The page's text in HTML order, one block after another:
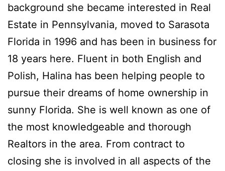
background she became interested in Real
Estate in Pennsylvania, moved to Sarasota
Florida in 1996 and has been in business for
18 years here. Fluent in both English and
Polish, Halina has been helping people to
pursue their dreams of home ownership in
sunny Florida. She is well known as one of
the most knowledgeable and thorough
Realtors in the area. From contract to
closing she is involved in all aspects of the